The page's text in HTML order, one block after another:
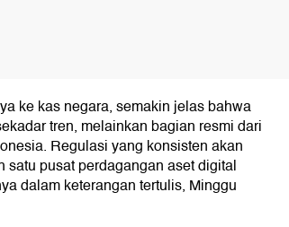
ke kas negara, semakin jelas bahwa
tren, melainkan bagian resmi dari
Regulasi yang konsisten akan
pusat perdagangan aset digital
dalam keterangan tertulis, Minggu